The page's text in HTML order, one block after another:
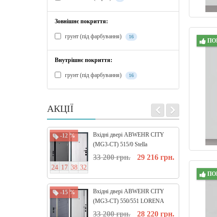
Зовнішнє покриття:
грунт (пiд фарбування) 16
Внутрішнє покриття:
грунт (пiд фарбування) 16
АКЦІЇ
-12 %
24 1 7 38 31
Вхідні двері ABWEHR CITY
(MG3-CT) 515/0 Stella
33 200 грн. 29 216 грн.
-15 %
Вхідні двері ABWEHR CITY
(MG3-CT) 550/551 LORENA
33 200 грн. 28 220 грн.
24 17 3